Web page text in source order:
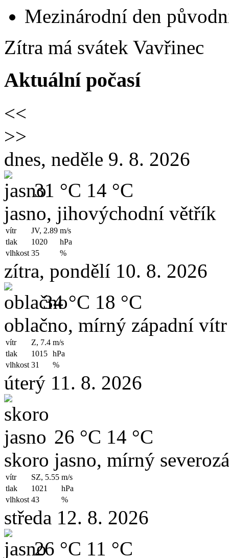
Mezinárodní den
Zítra má svátek Vavřinec
Aktuální počasí
<<
>>
dnes, neděle 9. 8. 2026
31 °C 14 °C
jasno, jihovýchodní větřík
vítr JV, 2.89 m/s
tlak
1020
hPa
vlhkost 35 %
zítra, pondělí 10. 8. 2026
34 °C 18 °C
oblačno, mírný západní vítr
vítr Z, 7.4 m/s
tlak
1015 hPa
vlhkost 31 %
úterý 11. 8. 2026
26 °C 14 °C
skoro jasno, mírný
vítr SZ, 5.55 m/s
tlak
1021
hPa
vlhkost 43 %
středa 12. 8. 2026
26 °C 11 °C